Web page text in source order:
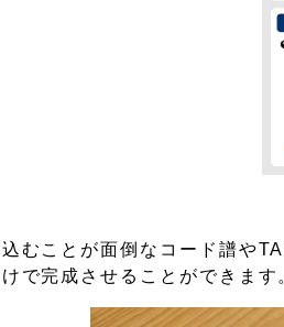
むことが⾯倒なコード譜や
で完成させることができます